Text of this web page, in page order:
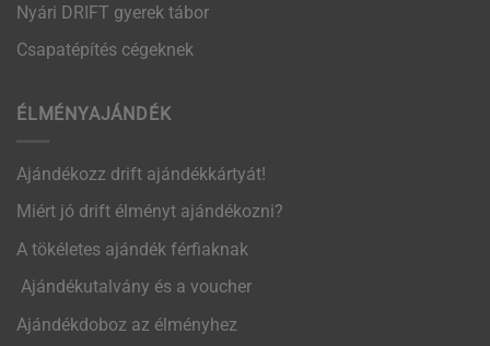
Nyári DRIFT gyerek tábor
Csapatépítés cégeknek
ÉLMÉNYAJÁNDÉK
Ajándékozz drift ajándékkártyát!
Miért jó drift élményt ajándékozni?
A tökéletes ajándék férfiaknak
Ajándékutalvány és a voucher
Ajándékdoboz az élményhez